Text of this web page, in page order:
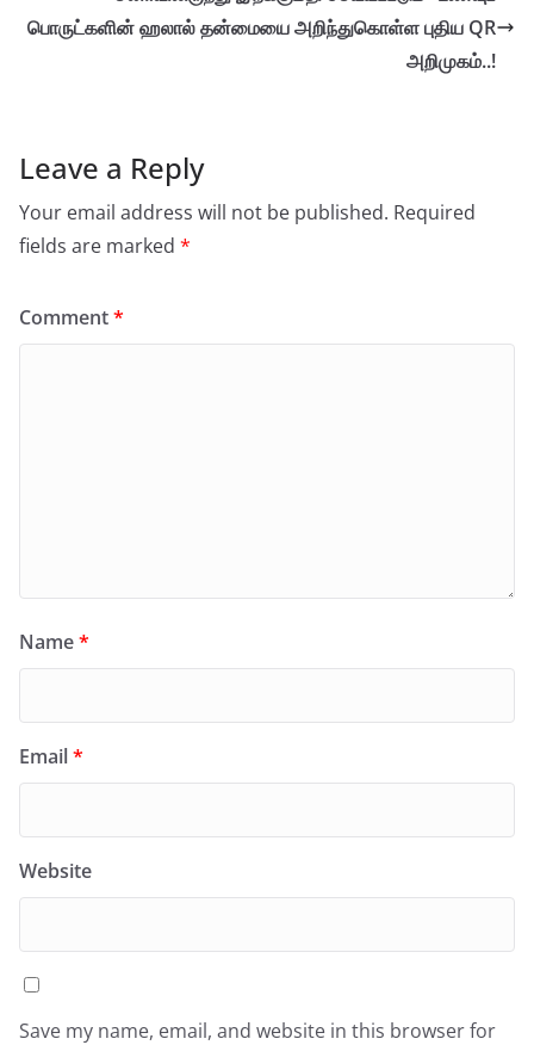
பொருட்களின் ஹலால் தன்மையை அறிந்துகொள்ள புதிய QR
அறிமுகம்..!
Leave a Reply
Your email address will not be published. Required
fields are marked *
Comment*
Name*
Email*
Website
Save my name, email, and website in this browser for